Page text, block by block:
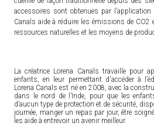
accessoires sont obtenues par
Canals aide à réduire les émissions de
ressources naturelles et les moyens de
La créatrice Lorena Canals travaille pour
enfants, en leur permettant d'accéder à
Lorena Canals est né en 2008, avec la
dans le nord de l’Inde, pour que les
d’aucun type de protection et de sécurité,
journée, manger un repas par jour, être
les aide à entrevoir un avenir meilleur.